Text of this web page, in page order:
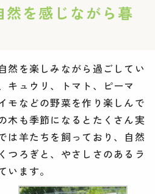
然を感じながら暮
然を楽しみながら過ごしてい
キュウリ、トマト、ピーマ
モなどの野菜を作り楽しんで
木も季節になるとたくさん実
は羊たちを飼っており、自然
つろぎと、やさしさのあるラ
ます。